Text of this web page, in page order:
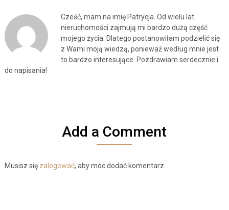
Cześć, mam na imię Patrycja. Od wielu lat
nieruchomości zajmują mi bardzo dużą część
mojego życia. Dlatego postanowiłam podzielić się
z Wami moją wiedzą, ponieważ według mnie jest
to bardzo interesujące. Pozdrawiam serdecznie i
do napisania!
Add a Comment
Musisz się zalogować, aby móc dodać komentarz.